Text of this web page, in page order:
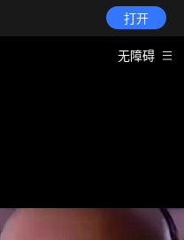
打开
无障碍